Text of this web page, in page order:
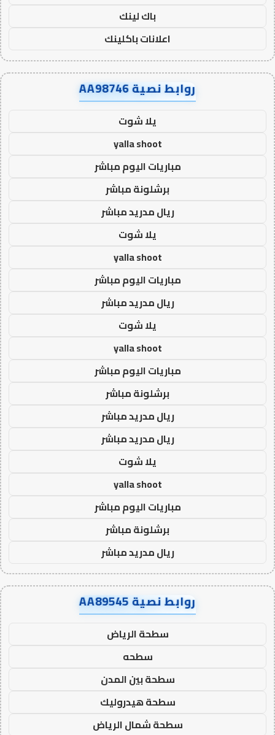
باك لينك
اعلانات باكلينك
روابط نصية AA98746
يلا شوت
yalla shoot
مباريات اليوم مباشر
برشلونة مباشر
ريال مدريد مباشر
يلا شوت
yalla shoot
مباريات اليوم مباشر
ريال مدريد مباشر
يلا شوت
yalla shoot
مباريات اليوم مباشر
برشلونة مباشر
ريال مدريد مباشر
ريال مدريد مباشر
يلا شوت
yalla shoot
مباريات اليوم مباشر
برشلونة مباشر
ريال مدريد مباشر
روابط نصية AA89545
سطحة الرياض
سطحه
سطحة بين المدن
سطحة هيدروليك
سطحة شمال الرياض